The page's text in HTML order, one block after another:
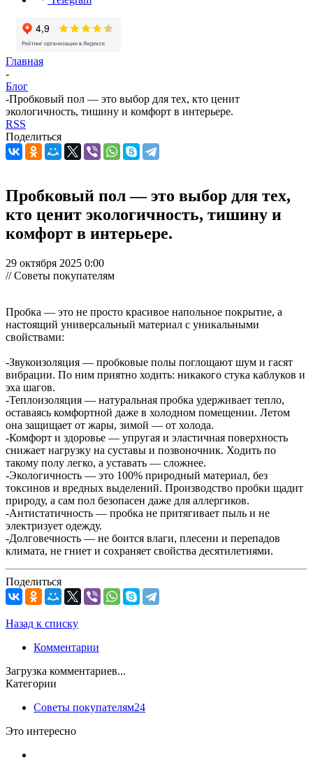
Главная
-
Блог
-Пробковый пол — это выбор для тех, кто ценит
экологичность, тишину и комфорт в интерьере.
RSS
Поделиться
Пробковый пол — это выбор для тех,
кто ценит экологичность, тишину и
комфорт в интерьере.
29 октября 2025 0:00
// Советы покупателям
Пробка — это не просто красивое напольное покрытие, а
настоящий универсальный материал с уникальными
свойствами:
-Звукоизоляция — пробковые полы поглощают шум и гасят
вибрации. По ним приятно ходить: никакого стука каблуков и
эха шагов.
-Теплоизоляция — натуральная пробка удерживает тепло,
оставаясь комфортной даже в холодном помещении. Летом
она защищает от жары, зимой — от холода.
-Комфорт и здоровье — упругая и эластичная поверхность
снижает нагрузку на суставы и позвоночник. Ходить по
такому полу легко, а уставать — сложнее.
-Экологичность — это 100% природный материал, без
токсинов и вредных выделений. Производство пробки щадит
природу, а сам пол безопасен даже для аллергиков.
-Антистатичность — пробка не притягивает пыль и не
электризует одежду.
-Долговечность — не боится влаги, плесени и перепадов
климата, не гниет и сохраняет свойства десятилетиями.
Поделиться
Назад к списку
Комментарии
Загрузка комментариев...
Категории
Советы покупателям24
Это интересно